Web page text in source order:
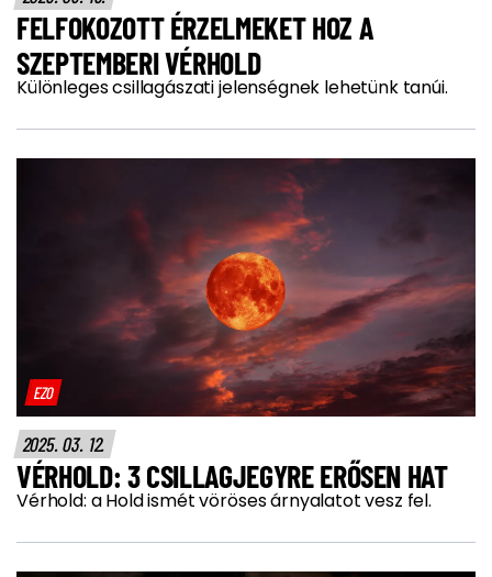
FELFOKOZOTT ÉRZELMEKET HOZ A
SZEPTEMBERI VÉRHOLD
Különleges csillagászati jelenségnek lehetünk tanúi.
EZO
2025. 03. 12.
VÉRHOLD: 3 CSILLAGJEGYRE ERŐSEN HAT
Vérhold: a Hold ismét vöröses árnyalatot vesz fel.